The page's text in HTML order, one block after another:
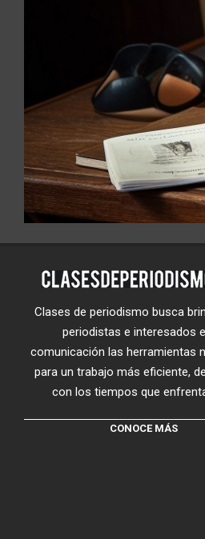
Clases de periodismo busca
periodistas e interesados
comunicación las herramientas
para un trabajo más eficiente,
con los tiempos que
CONOCE MÁS